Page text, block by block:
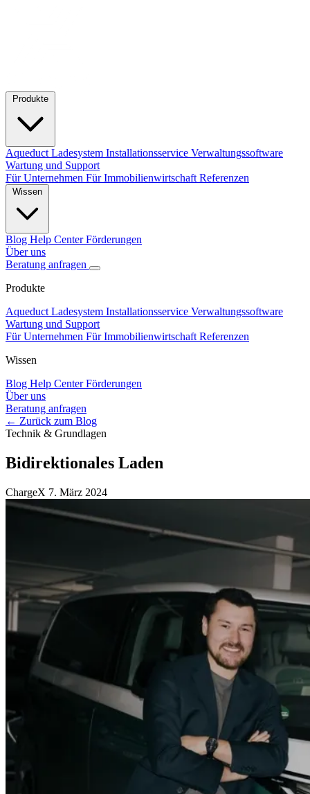
Aqueduct Ladesystem Installationsservice Verwaltungssoftware
Wartung und Support
Für Unternehmen Für Immobilienwirtschaft Referenzen
Blog Help CenterFörderungen
Über uns
Beratung anfragen
Produkte
Aqueduct Ladesystem Installationsservice Verwaltungssoftware
Wartung und Support
Für Unternehmen Für Immobilienwirtschaft Referenzen
Wissen
Blog Help CenterFörderungen
Über uns
Beratung anfragen
← Zurück zum Blog
Technik & Grundlagen
Bidirektionales Laden
ChargeX 7. März 2024